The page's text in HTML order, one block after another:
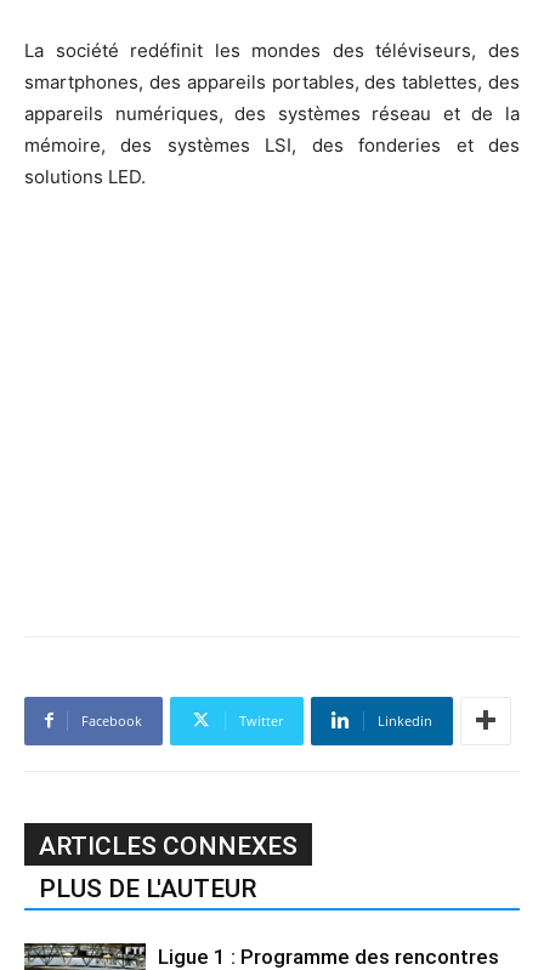
La société redéfinit les mondes des téléviseurs, des
smartphones, des appareils portables, des tablettes, des
appareils numériques, des systèmes réseau et de la
mémoire, des systèmes LSI, des fonderies et des
solutions LED.
Facebook Twitter Linkedin
ARTICLES CONNEXES
PLUS DE L'AUTEUR
Ligue 1 : Programme des rencontres